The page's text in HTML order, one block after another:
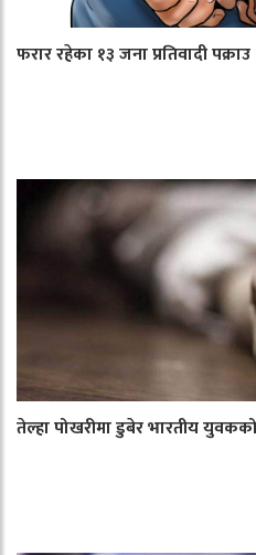
फरार रहेका १३ जना प्रतिवादी पक्राउ
तेल्हा पोखरीमा डुबेर भारतीय